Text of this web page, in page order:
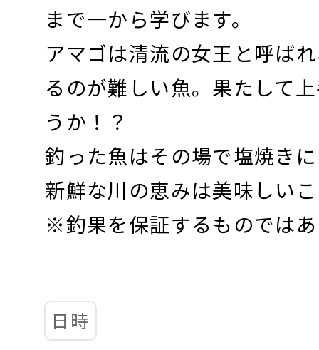
まで一から学びます。
アマゴは清流の女王と呼ば
るのが難しい魚。果たして
うか！？
釣った魚はその場で塩焼き
新鮮な川の恵みは美味しい
※釣果を保証するものでは
日時